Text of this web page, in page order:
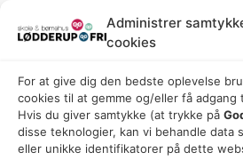
Administrer
cookies
For at give dig den bedste oplevelse
cookies til at gemme og/eller få adgang
Hvis du giver samtykke (at trykke på
disse teknologier, kan vi behandle data
eller unikke identifikatorer på dette
Information
Nyhedsbreve (Uglereden)
Fredagsbreve
Privatlivspolitik
Cookiepolitik